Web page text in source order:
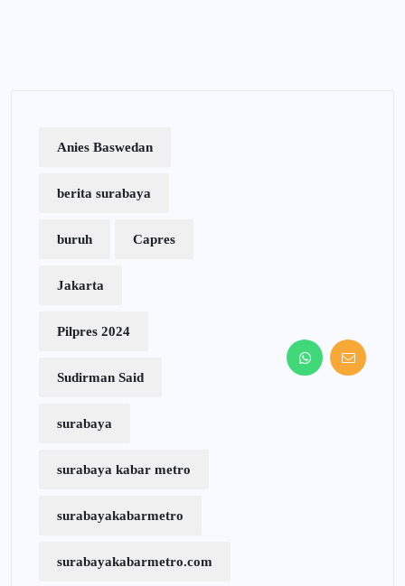
Anies Baswedan
berita surabaya
buruh Capres
Jakarta
Pilpres 2024
Sudirman Said
surabaya
surabaya kabar metro
surabayakabarmetro
surabayakabarmetro.com